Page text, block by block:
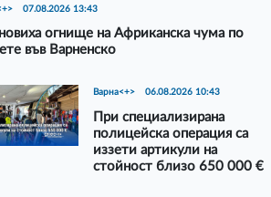
07.08.2026 13:43
огнище на Африканска чума по
във Варненско
Варна<+> 06.08.2026 10:43
При специализирана
полицейска операция са
иззети артикули на
стойност близо 650 000 €